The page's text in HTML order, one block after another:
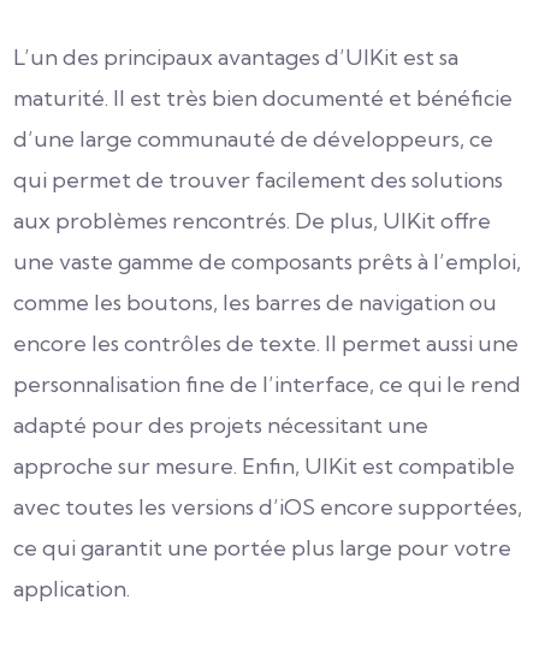
L’un des principaux avantages d’UIKit est sa
maturité. Il est très bien documenté et bénéficie
d’une large communauté de développeurs, ce
qui permet de trouver facilement des solutions
aux problèmes rencontrés. De plus, UIKit offre
une vaste gamme de composants prêts à l’emploi,
comme les boutons, les barres de navigation ou
encore les contrôles de texte. Il permet aussi une
personnalisation fine de l’interface, ce qui le rend
adapté pour des projets nécessitant une
approche sur mesure. Enfin, UIKit est compatible
avec toutes les versions d’iOS encore supportées,
ce qui garantit une portée plus large pour votre
application.